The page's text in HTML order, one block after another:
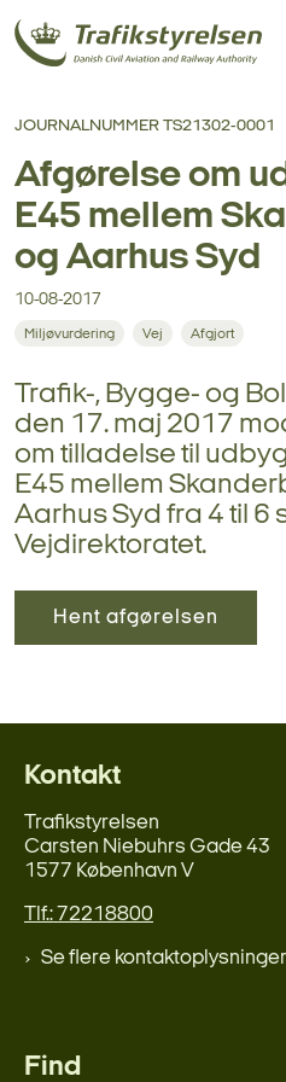
JOURNALNUMMER TS21302-0001
Afgørelse om
E45 mellem
og Aarhus Syd
10-08-2017
Miljøvurdering Vej Afgjort
Trafik-, Bygge- og
den 17. maj 2017
om tilladelse til
E45 mellem
Aarhus Syd fra 4 til 6
Vejdirektoratet.
Hent afgørelsen
Kontakt
Trafikstyrelsen
Carsten Niebuhrs Gade 43
1577 København V
Tlf.: 72218800
Se flere kontaktoplysninger
Find